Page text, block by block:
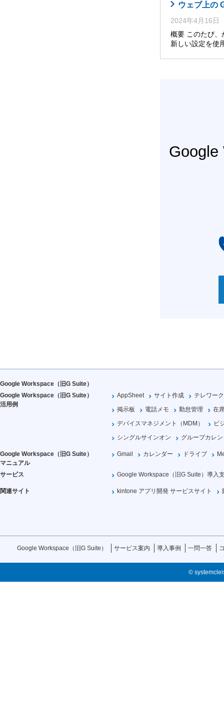
ウェブ上の
2024年4月16日
概要 このたび、
新しい設定を使
Google
Google Workspace（旧G Suite）
Google Workspace（旧G Suite）
活用例
AppSheet サイト作成
テレワーク
掲示板
電話メモ 勤怠管理
在
デバイスマネジメント（MDM）
ビ
シングルサインオン
グループカレ
Google Workspace（旧G Suite）
マニュアル
Gmail カレンダー ドライブ
サービス Google Workspace（旧G Suite）導入
関連サイト kintone アプリ開発 サービスサイト
Google Workspace（旧G Suite） サービス案内 導入事例 一問一答
©